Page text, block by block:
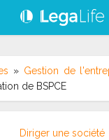
» Gestion de
de BSPCE
Diriger une société